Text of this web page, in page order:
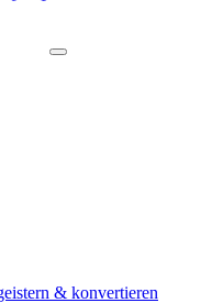
& konvertieren